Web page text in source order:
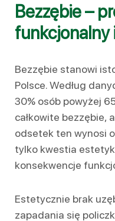
Bezzębie –
funkcjonalny
Bezzębie stanowi
Polsce. Według
30% osób powyżej
całkowite bezzębie,
odsetek ten wynosi
tylko kwestia
konsekwencje
Estetycznie brak
zapadania się